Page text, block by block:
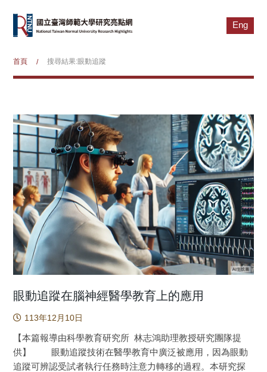
Eng
首頁 / 搜尋結果:眼動追蹤
眼動追蹤在腦神經醫學教育上的應用
113年12月10日
【本篇報導由科學教育研究所 林志鴻助理教授研究團隊提
供】 眼動追蹤技術在醫學教育中廣泛被應用，因為眼動
追蹤可辨認受試者執行任務時注意力轉移的過程。本研究探